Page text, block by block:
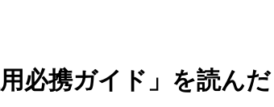
必携ガイド」を読んだ